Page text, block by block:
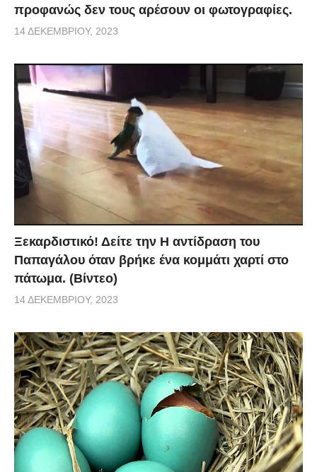
προφανώς δεν τους αρέσουν οι φωτογραφίες.
14 ΔΕΚΕΜΒΡΊΟΥ, 2023
Ξεκαρδιστικό! Δείτε την Η αντίδραση του
Παπαγάλου όταν βρήκε ένα κομμάτι χαρτί στο
πάτωμα. (Βίντεο)
14 ΔΕΚΕΜΒΡΊΟΥ, 2023